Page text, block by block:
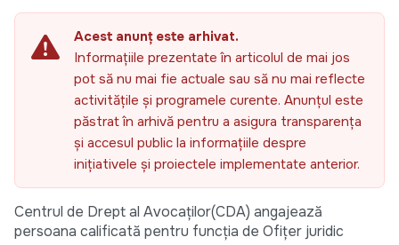
Acest anunț este arhivat.
Informațiile prezentate în articolul de mai jos
pot să nu mai fie actuale sau să nu mai reflecte
activitățile și programele curente. Anunțul este
păstrat în arhivă pentru a asigura transparența
și accesul public la informațiile despre
inițiativele și proiectele implementate anterior.
Centrul de Drept al Avocaților(CDA) angajează
persoana calificată pentru funcția de Ofițer juridic